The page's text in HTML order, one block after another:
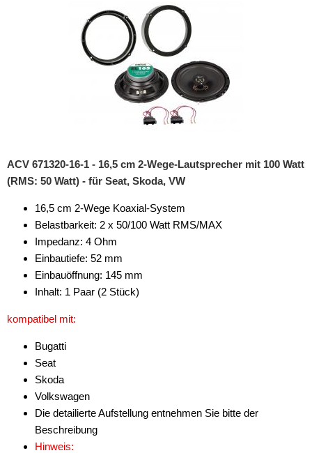
Hertz
Kicker
Match
Pioneer
Recoil
Renegade
Rockford Fosgate
ACV 671320-16-1 - 16,5 cm 2-Wege-Lautsprecher mit 100 Watt
(RMS: 50 Watt) - für Seat, Skoda, VW
16,5 cm 2-Wege Koaxial-System
Belastbarkeit: 2 x 50/100 Watt RMS/MAX
Impedanz: 4 Ohm
Einbautiefe: 52 mm
Einbauöffnung: 145 mm
Inhalt: 1 Paar (2 Stück)
kompatibel mit:
Bugatti
Seat
Skoda
Volkswagen
Die detailierte Aufstellung entnehmen Sie bitte der
Beschreibung
Hinweis: